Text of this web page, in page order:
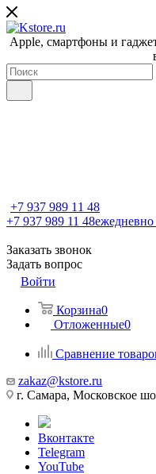
Apple, cмартфоны и
+7 937 989 11 48
+7 937 989 11 48ежедневно
Заказать звонок
Задать вопрос
Войти
Корзина0
Отложенные0
Сравнение
zakaz@kstore.ru
г. Самара, Московское
Вконтакте
Telegram
YouTube